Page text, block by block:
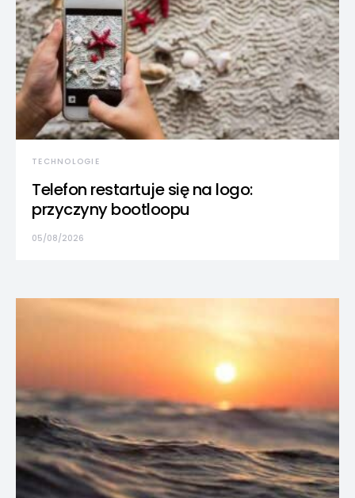
TECHNOLOGIE
Telefon restartuje się na logo:
przyczyny bootloopu
05/08/2026